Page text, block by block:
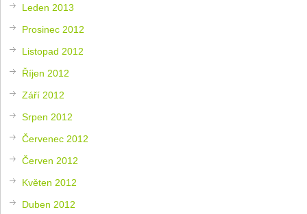
Leden 2013
Prosinec 2012
Listopad 2012
Říjen 2012
Září 2012
Srpen 2012
Červenec 2012
Červen 2012
Květen 2012
Duben 2012